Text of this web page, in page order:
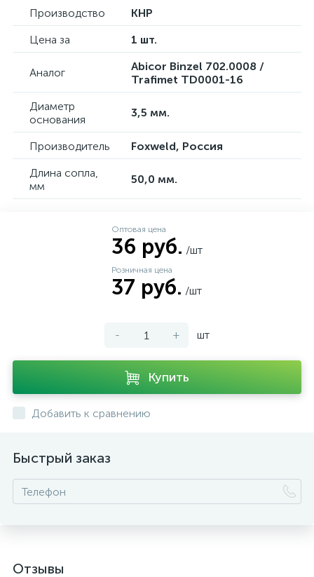
Производство
КНР
Цена за
1 шт.
Аналог
Abicor Binzel 702.0008 /
Trafimet TD0001-16
Диаметр
основания
3,5 мм.
Производитель
Foxweld, Россия
Длина сопла,
мм
50,0 мм.
Оптовая цена
36 руб. /шт
Розничная цена
37 руб. /шт
- + шт
Купить
Добавить к сравнению
Быстрый заказ
Отзывы